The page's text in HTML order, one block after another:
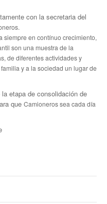
con la secretaria del
siempre en contínuo crecimiento,
son una muestra de la
de diferentes actividades y
y a la sociedad un lugar de
etapa de consolidación de
que Camioneros sea cada día